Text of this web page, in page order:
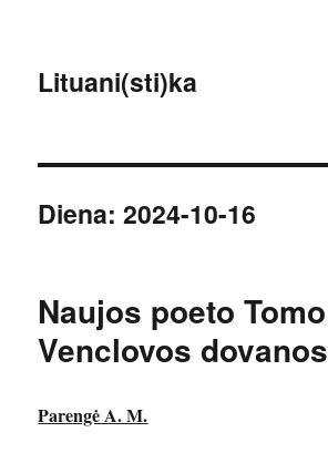
Lituani(sti)ka
Diena:2024-10-16
Naujos poeto Tomo
Venclovos dovanos
Parengė A. M.